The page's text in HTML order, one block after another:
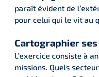
paraît évident de
pour celui qui le vit au
Cartographier
L’exercice consiste à
missions. Quels